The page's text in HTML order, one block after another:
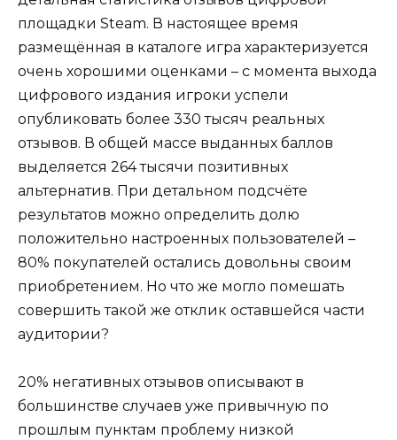
площадки Steam. В настоящее время
размещённая в каталоге игра характеризуется
очень хорошими оценками – с момента выхода
цифрового издания игроки успели
опубликовать более 330 тысяч реальных
отзывов. В общей массе выданных баллов
выделяется 264 тысячи позитивных
альтернатив. При детальном подсчёте
результатов можно определить долю
положительно настроенных пользователей –
80% покупателей остались довольны своим
приобретением. Но что же могло помешать
совершить такой же отклик оставшейся части
аудитории?
20% негативных отзывов описывают в
большинстве случаев уже привычную по
прошлым пунктам проблему низкой